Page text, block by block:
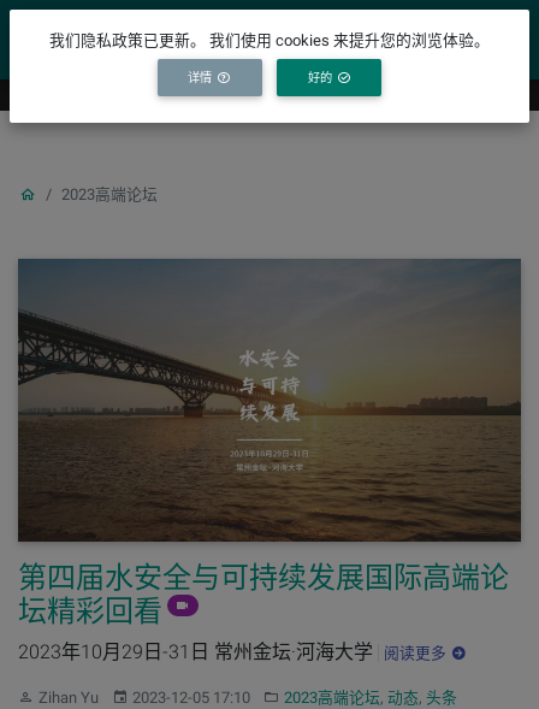
YICODE
2023高端论坛
第四届水安全与可持续发展国际高端论
坛精彩回看
2023年10月29日-31日 常州金坛·河海大学 阅读更多
作者：
Zihan Yu 发布：2023-12-05 17:10 分类：
2023高端论坛, 动态, 头条
我们隐私政策已更新。 我们使用 cookies 来提升您的浏览体验。
详情 好的